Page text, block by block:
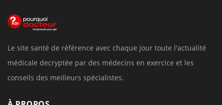
Le site santé de référence avec chaque jour toute l'actualité
médicale decryptée par des médecins en exercice et les
conseils des meilleurs spécialistes.